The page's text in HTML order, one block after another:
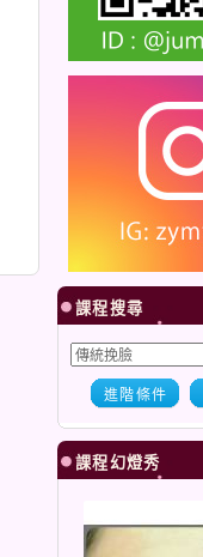
課程搜尋
進階條件
課程幻燈秀